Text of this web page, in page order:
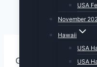
USA
November
Hawaii
USA
USA
Gestern Abend